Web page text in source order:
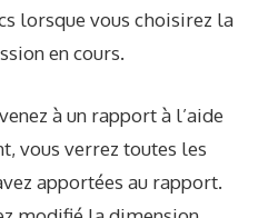
lorsque vous choisirez la
en cours.
à un rapport à l’aide
vous verrez toutes les
apportées au rapport.